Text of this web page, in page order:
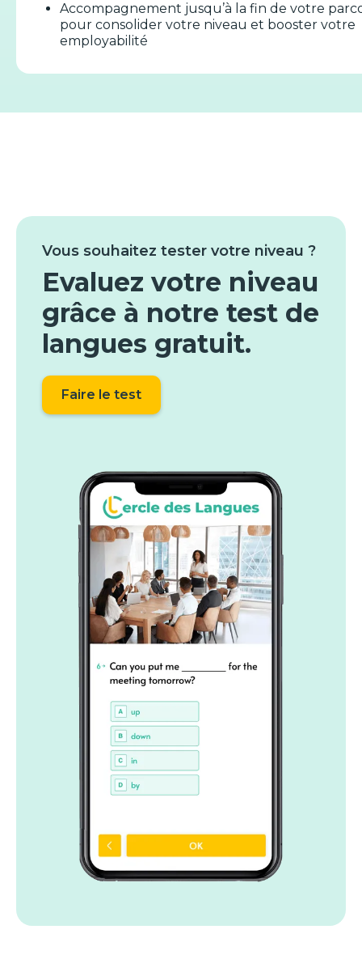
Accompagnement jusqu’à la fin de votre
pour consolider votre niveau et booster votre
employabilité
Vous souhaitez tester votre niveau ?
Evaluez votre niveau
grâce à notre test de
langues gratuit.
Faire le test